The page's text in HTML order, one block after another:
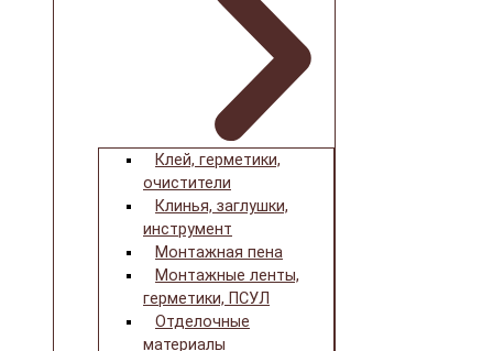
Клей, герметики,
очистители
Клинья, заглушки,
инструмент
Монтажная пена
Монтажные ленты,
герметики, ПСУЛ
Отделочные
материалы